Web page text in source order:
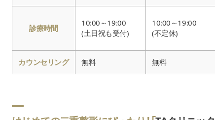
診療時間
10:00～19:00
(土日祝も受付)
10:00～19:00
(不定休)
カウンセリング 無料 無料